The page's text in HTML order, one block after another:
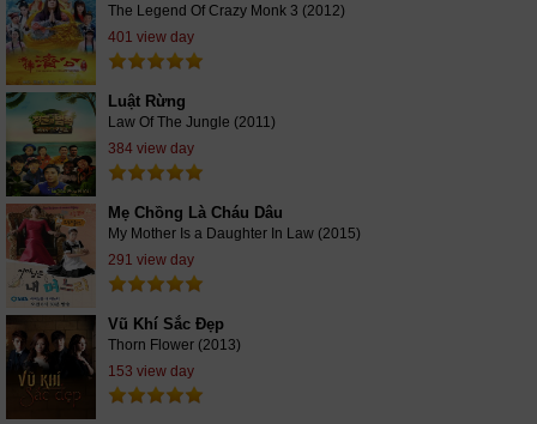
The Legend Of Crazy Monk 3 (2012)
401 view day
Luật Rừng
Law Of The Jungle (2011)
384 view day
Mẹ Chồng Là Cháu Dâu
My Mother Is a Daughter In Law (2015)
291 view day
Vũ Khí Sắc Đẹp
Thorn Flower (2013)
153 view day